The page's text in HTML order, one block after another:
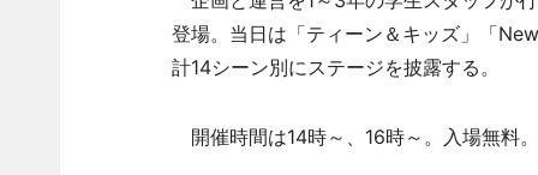
登場。当日は「ティーン＆キッズ」「
計14シーン別にステージを披露する。
開催時間は14時～、16時～。入場無料。